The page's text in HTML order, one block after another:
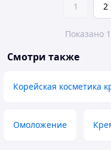
1 2
Показано
Смотри также
Корейская косметика
Омоложение